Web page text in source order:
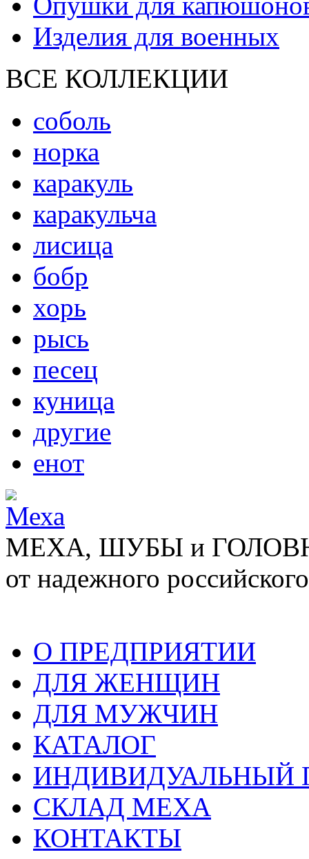
Изделия для военных
ВСЕ КОЛЛЕКЦИИ
соболь
норка
каракуль
каракульча
лисица
бобр
хорь
рысь
песец
куница
другие
енот
МЕХА, ШУБЫ и
от надежного
О ПРЕДПРИЯТИИ
ДЛЯ ЖЕНЩИН
ДЛЯ МУЖЧИН
КАТАЛОГ
ИНДИВИДУАЛЬНЫЙ
СКЛАД МЕХА
КОНТАКТЫ